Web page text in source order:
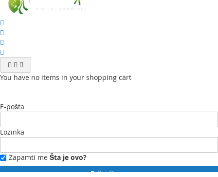
You have no items in your shopping cart
E-pošta
Lozinka
Zapamti me Šta je ovo?
Prijavite se